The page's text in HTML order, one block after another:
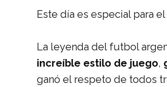
Este día es especial para el
La leyenda del futbol
increíble estilo de juego,
ganó el respeto de todos